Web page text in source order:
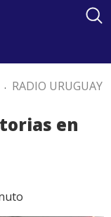
. RADIO URUGUAY
en